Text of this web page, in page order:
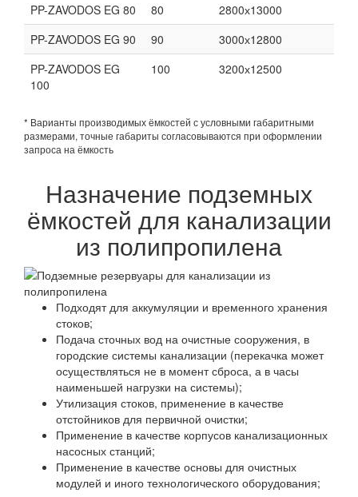
PP-ZAVODOS EG 80
80
2800х13000
PP-ZAVODOS EG 90
90
3000х12800
PP-ZAVODOS EG
100
100 3200х12500
* Варианты производимых ёмкостей с условными габаритными
размерами, точные габариты согласовываются при оформлении
запроса на ёмкость
Назначение подземных
ёмкостей для канализации
из полипропилена
Подходят для аккумуляции и временного хранения
стоков;
Подача сточных вод на очистные сооружения, в
городские системы канализации (перекачка может
осуществляться не в момент сброса, а в часы
наименьшей нагрузки на системы);
Утилизация стоков, применение в качестве
отстойников для первичной очистки;
Применение в качестве корпусов канализационных
насосных станций;
Применение в качестве основы для очистных
модулей и иного технологического оборудования;